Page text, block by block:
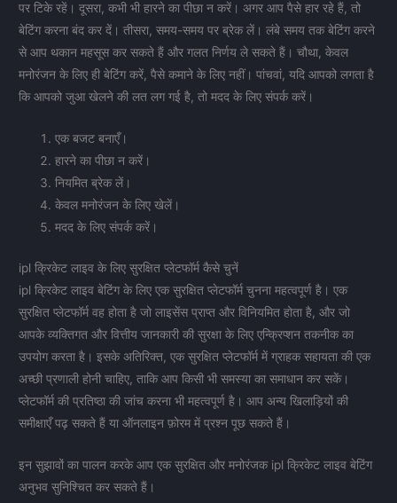
पर टिके रहें। दूसरा, कभी भी हारने का पीछा न करें। अगर आप पैसे हार रहे हैं, तो
बेटिंग करना बंद कर दें। तीसरा, समय-समय पर ब्रेक लें। लंबे समय तक बेटिंग करने
से आप थकान महसूस कर सकते हैं और गलत निर्णय ले सकते हैं। चौथा, केवल
मनोरंजन के लिए ही बेटिंग करें, पैसे कमाने के लिए नहीं। पांचवां, यदि आपको लगता है
कि आपको जुआ खेलने की लत लग गई है, तो मदद के लिए संपर्क करें।
एक बजट बनाएँ।
हारने का पीछा न करें।
नियमित ब्रेक लें।
केवल मनोरंजन के लिए खेलें।
मदद के लिए संपर्क करें।
ipl क्रिकेट लाइव के लिए सुरक्षित प्लेटफॉर्म कैसे चुनें
ipl क्रिकेट लाइव बेटिंग के लिए एक सुरक्षित प्लेटफॉर्म चुनना महत्वपूर्ण है। एक
सुरक्षित प्लेटफॉर्म वह होता है जो लाइसेंस प्राप्त और विनियमित होता है, और जो
आपके व्यक्तिगत और वित्तीय जानकारी की सुरक्षा के लिए एन्क्रिप्शन तकनीक का
उपयोग करता है। इसके अतिरिक्त, एक सुरक्षित प्लेटफॉर्म में ग्राहक सहायता की एक
अच्छी प्रणाली होनी चाहिए, ताकि आप किसी भी समस्या का समाधान कर सकें।
प्लेटफॉर्म की प्रतिष्ठा की जांच करना भी महत्वपूर्ण है। आप अन्य खिलाड़ियों की
समीक्षाएँ पढ़ सकते हैं या ऑनलाइन फ़ोरम में प्रश्न पूछ सकते हैं।
इन सुझावों का पालन करके आप एक सुरक्षित और मनोरंजक ipl क्रिकेट लाइव बेटिंग
अनुभव सुनिश्चित कर सकते हैं।